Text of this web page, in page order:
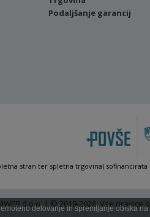
Podaljšanje garancij
stran ter spletna trgovina)
4WEB d.o.o. | © 2019-2026. Vse pravice
delovanje in spremljanje obiska